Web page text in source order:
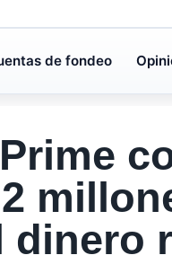
de fondeo
dinero